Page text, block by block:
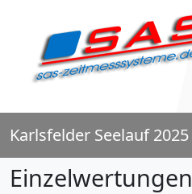
Karlsfelder Seelauf 2025
Einzelwertungen